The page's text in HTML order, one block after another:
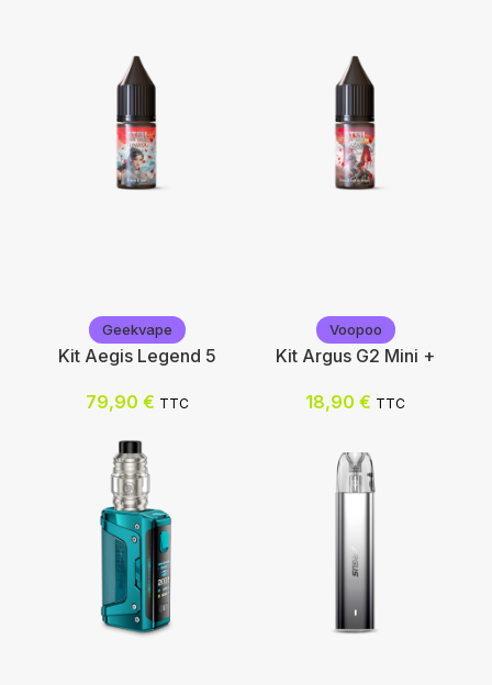
Nicotine (mg/mL) :
Choix des options
Nicotine (mg/mL) :
Geekvape
Kit Aegis Legend 5
79,90 € TTC
Voopoo
Kit Argus G2 Mini +
18,90 € TTC